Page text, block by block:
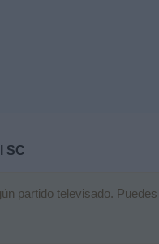
SC
partido televisado.